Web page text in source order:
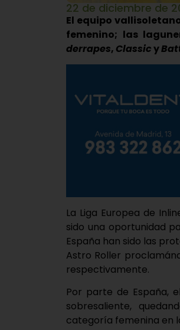
22 de diciembre de
El equipo
femenino; las
derrapes, Classicy
La Liga Europea de
sido una oportunidad
España han sido las
Astro Roller
respectivamente.
Por parte de España,
sobresaliente,
categoría femenina en